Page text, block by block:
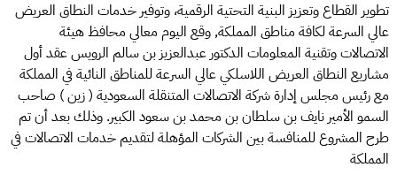
تطوير القطاع وتعزيز البنية التحتية الرقمية، وتوفير خدمات النطاق العريض
عالي السرعة لكافة مناطق المملكة, وقع اليوم معالي محافظ هيئة
الاتصالات وتقنية المعلومات الدكتور عبدالعزيز بن سالم الرويس عقد أول
مشاريع النطاق العريض اللاسلكي عالي السرعة للمناطق النائية في المملكة
مع رئيس مجلس إدارة شركة الاتصالات المتنقلة السعودية ( زين ) صاحب
السمو الأمير نايف بن سلطان بن محمد بن سعود الكبير. وذلك بعد أن تم
طرح المشروع للمنافسة بين الشركات المؤهلة لتقديم خدمات الاتصالات في
المملكة